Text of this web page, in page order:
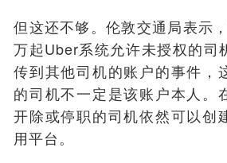
但这还不够。伦敦交通局表示
万起Uber系统允许未授权的司
传到其他司机的账户的事件，
的司机不一定是该账户本人。
开除或停职的司机依然可以创
用平台。